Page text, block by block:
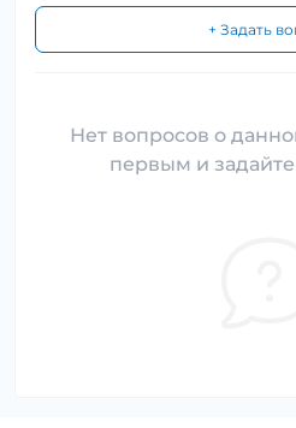
+ Задать
Нет вопросов о
первым и